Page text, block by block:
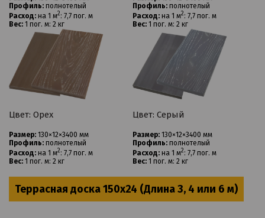
Профиль: полнотелый
Расход: на 1 м2: 7,7 пог. м
Вес: 1 пог. м: 2 кг
Профиль: полнотелый
Расход: на 1 м2: 7,7 пог. м
Вес: 1 пог. м: 2 кг
Цвет: Ореx
Размер: 130×12×3400 мм
Профиль: полнотелый
Расход: на 1 м2: 7,7 пог. м
Вес: 1 пог. м: 2 кг
Цвет: Серый
Размер: 130×12×3400 мм
Профиль: полнотелый
Расход: на 1 м2: 7,7 пог. м
Вес: 1 пог. м: 2 кг
Террасная доска 150x24 (Длина 3, 4 или 6 м)